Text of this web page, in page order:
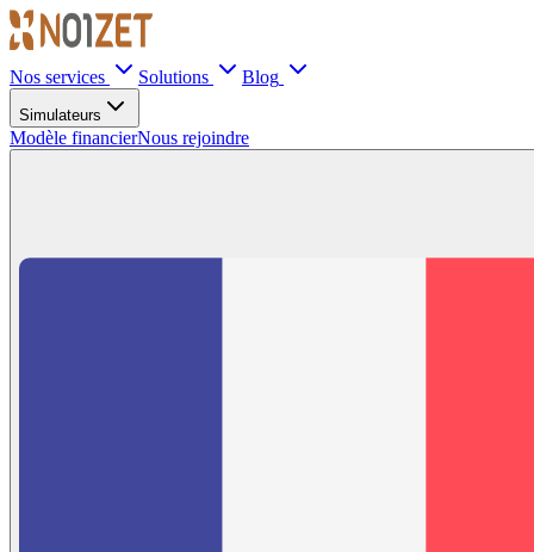
Nos services Solutions Blog
Simulateurs
Modèle financierNous rejoindre